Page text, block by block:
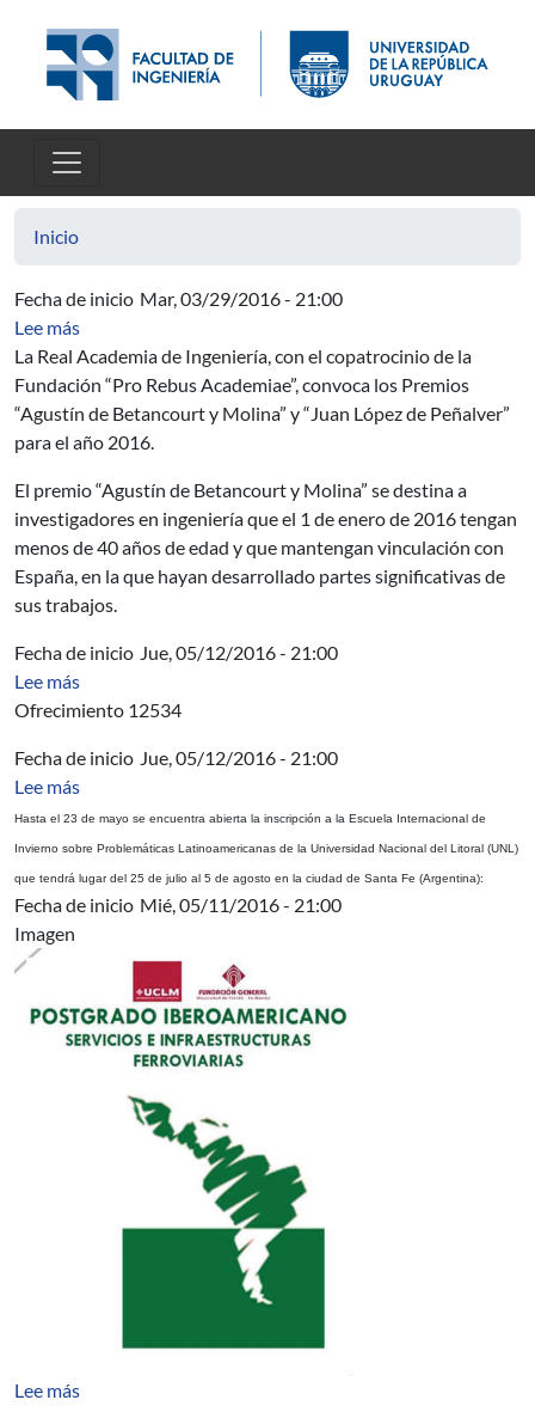
Inicio
Fecha de inicio Mar, 03/29/2016 - 21:00
Lee mássobre 7ª Convocatoria de los Premios “Agustín de
La Real Academia de Ingeniería, con el copatrocinio de la
Fundación “Pro Rebus Academiae”, convoca los Premios
“Agustín de Betancourt y Molina” y “Juan López de Peñalver”
para el año 2016.
El premio “Agustín de Betancourt y Molina” se destina a
investigadores en ingeniería que el 1 de enero de 2016 tengan
menos de 40 años de edad y que mantengan vinculación con
España, en la que hayan desarrollado partes significativas de
sus trabajos.
Fecha de inicio Jue, 05/12/2016 - 21:00
Lee mássobre AUCI - Tecnologias de Gestión de la Producción
Ofrecimiento 12534
Fecha de inicio Jue, 05/12/2016 - 21:00
Lee mássobre Cierre de inscripciones Escuela de Invierno UNL,
Hasta el 23 de mayo se encuentra abierta la inscripción a la Escuela Internacional de
Invierno sobre Problemáticas Latinoamericanas de la Universidad Nacional del Litoral (UNL)
que tendrá lugar del 25 de julio al 5 de agosto en la ciudad de Santa Fe (Argentina):
Fecha de inicio Mié, 05/11/2016 - 21:00
Imagen
Lee mássobre Beca para Curso del Posgrado Iberoamericano